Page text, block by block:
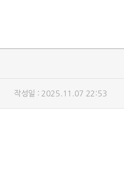
작성일 : 2025.11.07 22:53